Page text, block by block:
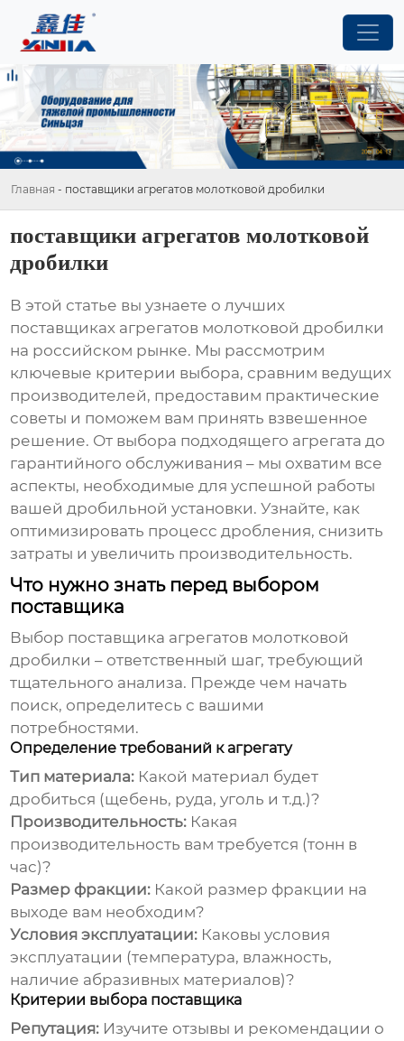
Главная - поставщики агрегатов молотковой дробилки
поставщики агрегатов молотковой
дробилки
В этой статье вы узнаете о лучших
поставщиках агрегатов молотковой дробилки
на российском рынке. Мы рассмотрим
ключевые критерии выбора, сравним ведущих
производителей, предоставим практические
советы и поможем вам принять взвешенное
решение. От выбора подходящего агрегата до
гарантийного обслуживания – мы охватим все
аспекты, необходимые для успешной работы
вашей дробильной установки. Узнайте, как
оптимизировать процесс дробления, снизить
затраты и увеличить производительность.
Что нужно знать перед выбором
поставщика
Выбор поставщика агрегатов молотковой
дробилки – ответственный шаг, требующий
тщательного анализа. Прежде чем начать
поиск, определитесь с вашими
потребностями.
Определение требований к агрегату
Тип материала: Какой материал будет
дробиться (щебень, руда, уголь и т.д.)?
Производительность: Какая
производительность вам требуется (тонн в
час)?
Размер фракции: Какой размер фракции на
выходе вам необходим?
Условия эксплуатации: Каковы условия
эксплуатации (температура, влажность,
наличие абразивных материалов)?
Критерии выбора поставщика
Репутация: Изучите отзывы и рекомендации о